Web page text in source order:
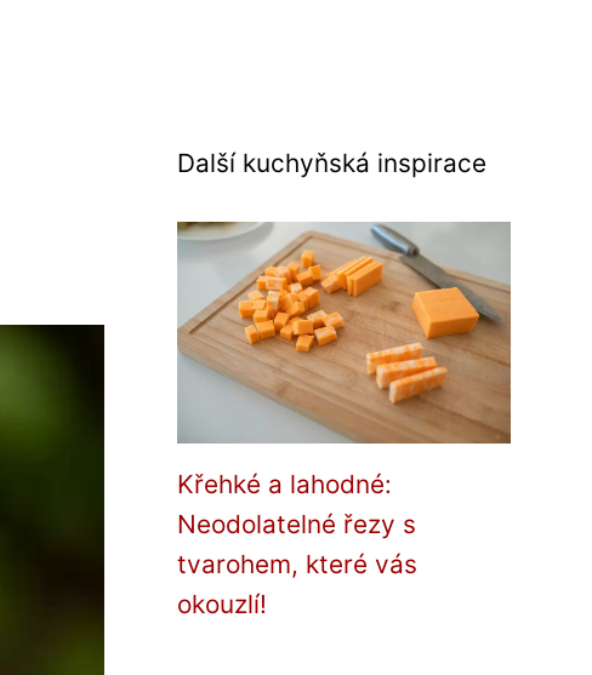
Další kuchyňská inspirace
Křehké a lahodné:
Neodolatelné řezy s
tvarohem, které vás
okouzlí!